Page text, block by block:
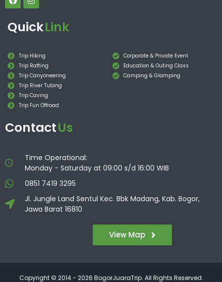
QuickLink
Trip Hiking
Trip Rafting
Trip Canyoneering
Trip River Tubing
Trip Caving
Trip Fun Offroad
Corporate & Private Event
Education & Outing Class
Camping & Glamping
ContactUs
Time Operational:
Monday - Saturday at 09:00 s/d 16:00 WIB
0851 7419 3295
Jl. Jungle Land Sentul Kec. Bbk Madang, Kab. Bogor,
Jawa Barat 16810
View Map
Copyright © 2014 - 2026 BogorJuaraTrip. All Rights Reserved.